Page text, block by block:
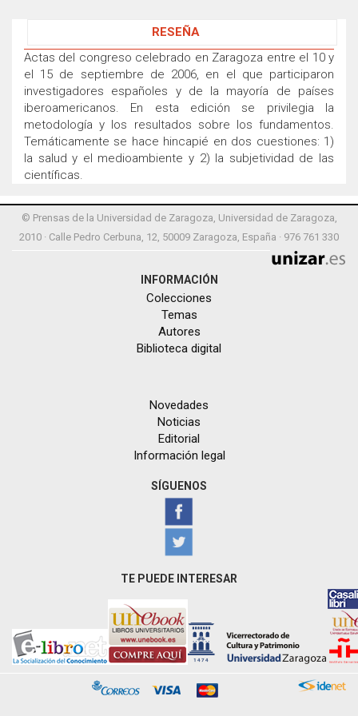
RESEÑA
Actas del congreso celebrado en Zaragoza entre el 10 y
el 15 de septiembre de 2006, en el que participaron
investigadores españoles y de la mayoría de países
iberoamericanos. En esta edición se privilegia la
metodología y los resultados sobre los fundamentos.
Temáticamente se hace hincapié en dos cuestiones: 1)
la salud y el medioambiente y 2) la subjetividad de las
científicas.
© Prensas de la Universidad de Zaragoza, Universidad de Zaragoza,
2010 · Calle Pedro Cerbuna, 12, 50009 Zaragoza, España · 976 761 330
INFORMACIÓN
Colecciones
Temas
Autores
Biblioteca digital
Novedades
Noticias
Editorial
Información legal
SÍGUENOS
TE PUEDE INTERESAR